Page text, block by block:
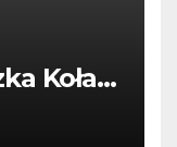
Koła